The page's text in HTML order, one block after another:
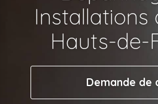
Installations
Hauts-de-
Demande de